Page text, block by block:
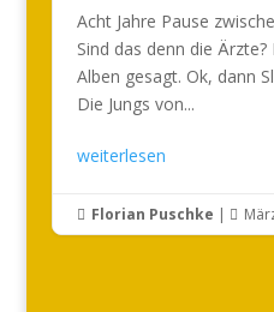
Acht Jahre Pause
Sind das denn die
Alben gesagt. Ok, dann
Die Jungs von...
weiterlesen
 Florian Puschke | 